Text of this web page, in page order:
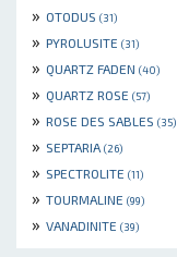
» OTODUS (31)
» PYROLUSITE (31)
» QUARTZ FADEN (40)
» QUARTZ ROSE (57)
» ROSE DES SABLES (35)
» SEPTARIA (26)
» SPECTROLITE (11)
» TOURMALINE (99)
» VANADINITE (39)